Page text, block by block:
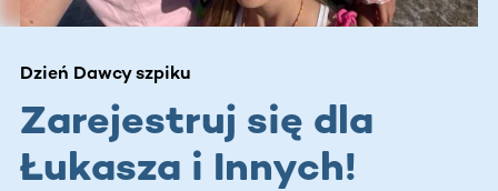
Dzień Dawcy szpiku
Zarejestruj się dla
Łukasza i Innych!